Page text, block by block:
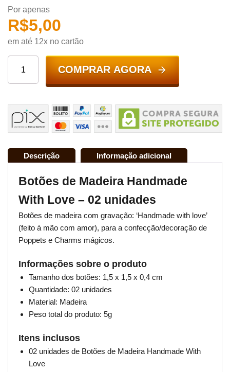
Por apenas
R$5,00
em até 12x no cartão
COMPRAR AGORA
Descrição Informação adicional
Botões de Madeira Handmade
With Love – 02 unidades
Botões de madeira com gravação: ‘Handmade with love’
(feito à mão com amor), para a confecção/decoração de
Poppets e Charms mágicos.
Informações sobre o produto
Tamanho dos botões: 1,5 x 1,5 x 0,4 cm
Quantidade: 02 unidades
Material: Madeira
Peso total do produto: 5g
Itens inclusos
02 unidades de Botões de Madeira Handmade With
Love